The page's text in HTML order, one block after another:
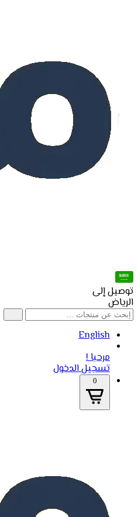
توصيل إلى
الرياض
English
مرحبا !
تسجيل الدخول
0